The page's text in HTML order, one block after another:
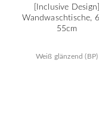
[Inclusive Design]
Wandwaschtische,
55cm
Weiß glänzend (BP)